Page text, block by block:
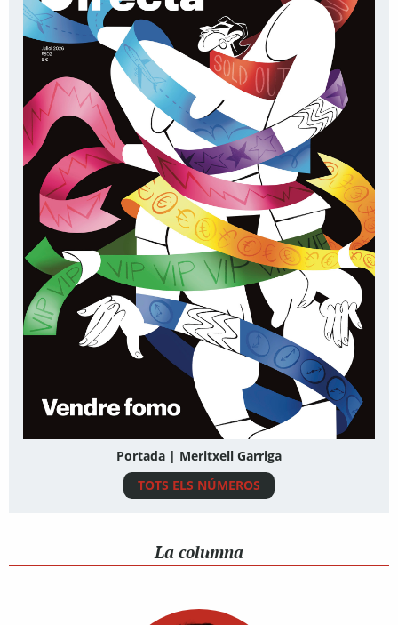
Portada | Meritxell Garriga
TOTS ELS NÚMEROS
La columna